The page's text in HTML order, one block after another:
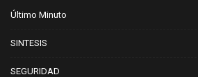
Último Minuto
SINTESIS
SEGURIDAD